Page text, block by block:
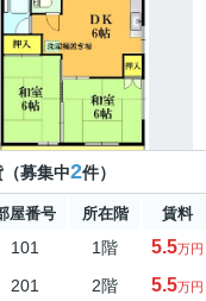
募集中2件）
屋番号 所在階 賃料
101 1階 5.5万円
201 2階 5.5万円